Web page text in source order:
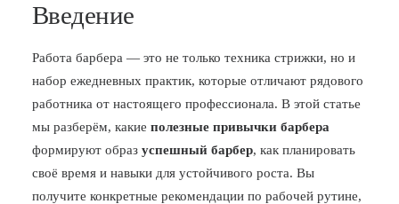
Введение
Работа барбера — это не только техника стрижки, но и
набор ежедневных практик, которые отличают рядового
работника от настоящего профессионала. В этой статье
мы разберём, какие полезные привычки барбера
формируют образ успешный барбер, как планировать
своё время и навыки для устойчивого роста. Вы
получите конкретные рекомендации по рабочей рутине,